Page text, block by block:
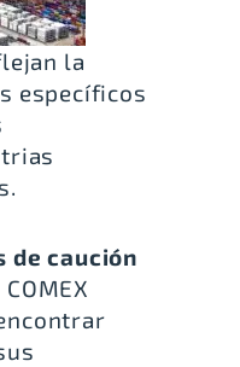
la
específicos
de caución